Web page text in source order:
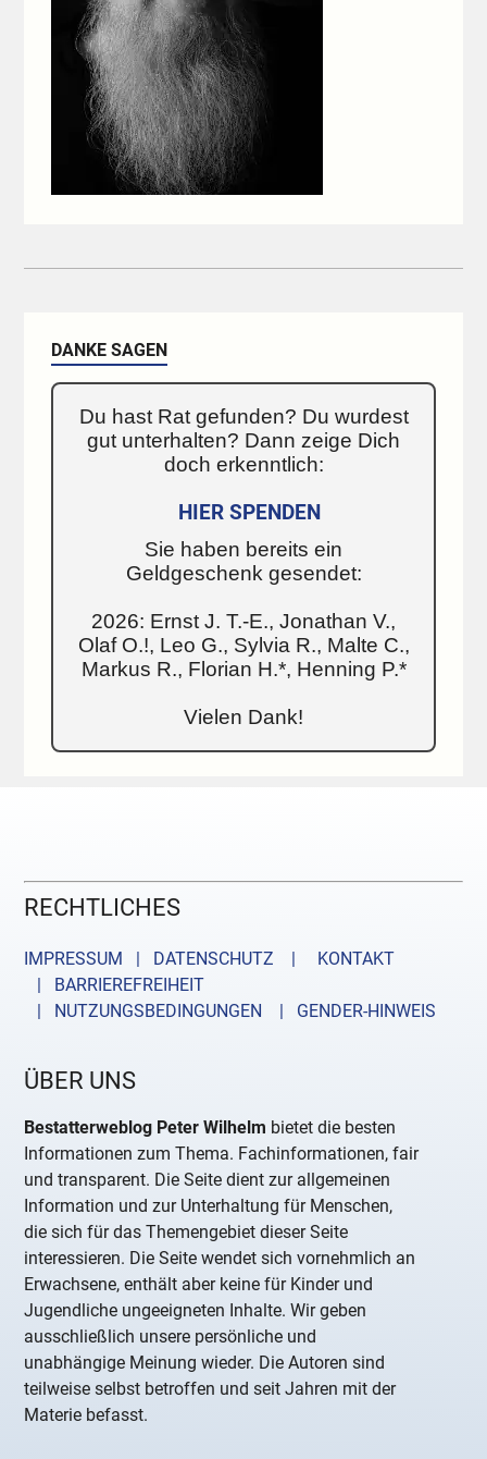
DANKE SAGEN
Du hast Rat gefunden? Du wurdest
gut unterhalten? Dann zeige Dich
doch erkenntlich:
HIER SPENDEN
Sie haben bereits ein
Geldgeschenk gesendet:
2026: Ernst J. T.-E., Jonathan V.,
Olaf O.!, Leo G., Sylvia R., Malte C.,
Markus R., Florian H.*, Henning P.*
Vielen Dank!
RECHTLICHES
IMPRESSUM | DATENSCHUTZ |
KONTAKT
| BARRIEREFREIHEIT
| NUTZUNGSBEDINGUNGEN
| GENDER-HINWEIS
ÜBER UNS
Bestatterweblog Peter Wilhelm bietet die besten
Informationen zum Thema. Fachinformationen, fair
und transparent. Die Seite dient zur allgemeinen
Information und zur Unterhaltung für Menschen,
die sich für das Themengebiet dieser Seite
interessieren. Die Seite wendet sich vornehmlich an
Erwachsene, enthält aber keine für Kinder und
Jugendliche ungeeigneten Inhalte. Wir geben
ausschließlich unsere persönliche und
unabhängige Meinung wieder. Die Autoren sind
teilweise selbst betroffen und seit Jahren mit der
Materie befasst.